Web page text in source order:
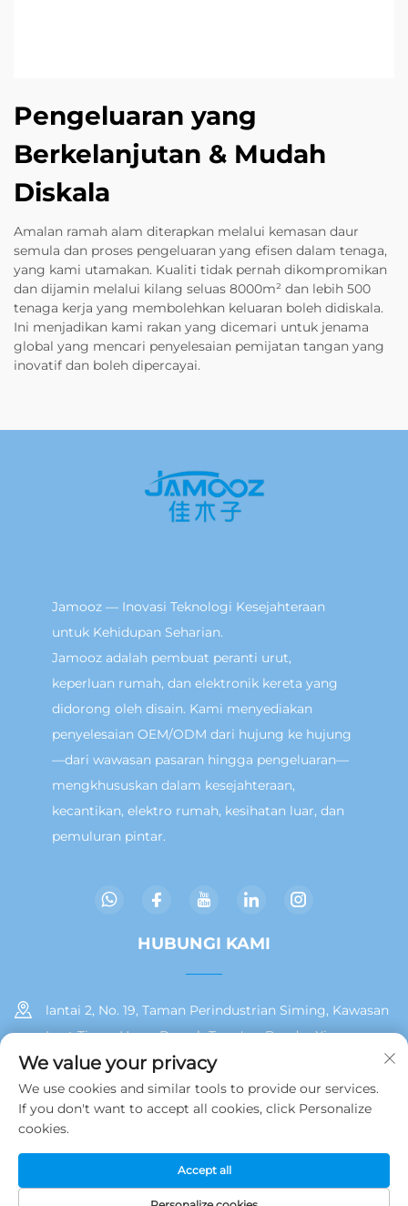
Pengeluaran yang
Berkelanjutan & Mudah
Diskala
Amalan ramah alam diterapkan melalui kemasan daur
semula dan proses pengeluaran yang efisen dalam tenaga,
yang kami utamakan. Kualiti tidak pernah dikompromikan
dan dijamin melalui kilang seluas 8000m² dan lebih 500
tenaga kerja yang membolehkan keluaran boleh didiskala.
Ini menjadikan kami rakan yang dicemari untuk jenama
global yang mencari penyelesaian pemijatan tangan yang
inovatif dan boleh dipercayai.
Jamooz — Inovasi Teknologi Kesejahteraan
untuk Kehidupan Seharian.
Jamooz adalah pembuat peranti urut,
keperluan rumah, dan elektronik kereta yang
didorong oleh disain. Kami menyediakan
penyelesaian OEM/ODM dari hujung ke hujung
—dari wawasan pasaran hingga pengeluaran—
mengkhususkan dalam kesejahteraan,
kecantikan, elektro rumah, kesihatan luar, dan
pemuluran pintar.
HUBUNGI KAMI
lantai 2, No. 19, Taman Perindustrian Siming, Kawasan
Laut Timur Huan, Daerah Tong'an, Bandar Xiamen
+86 13215929911
[email protected]
Hak Cipta © 2025 oleh Jamooz (Xiamen) Technology Co., Ltd.
Dasar Privasi
We value your privacy
We use cookies and similar tools to provide our services.
If you don't want to accept all cookies, click Personalize
cookies.
Accept all